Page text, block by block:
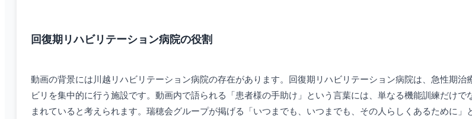
回復期リハビリテーション病院の役割
動画の背景には川越リハビリテーション病院の存在があります。回復期リハビリテーション病院は、急性期
ビリを集中的に行う施設です。動画内で語られる「患者様の手助け」という言葉には、単なる機能訓練だけ
まれていると考えられます。瑞穂会グループが掲げる「いつまでも、いつまでも、その人らしくあるために